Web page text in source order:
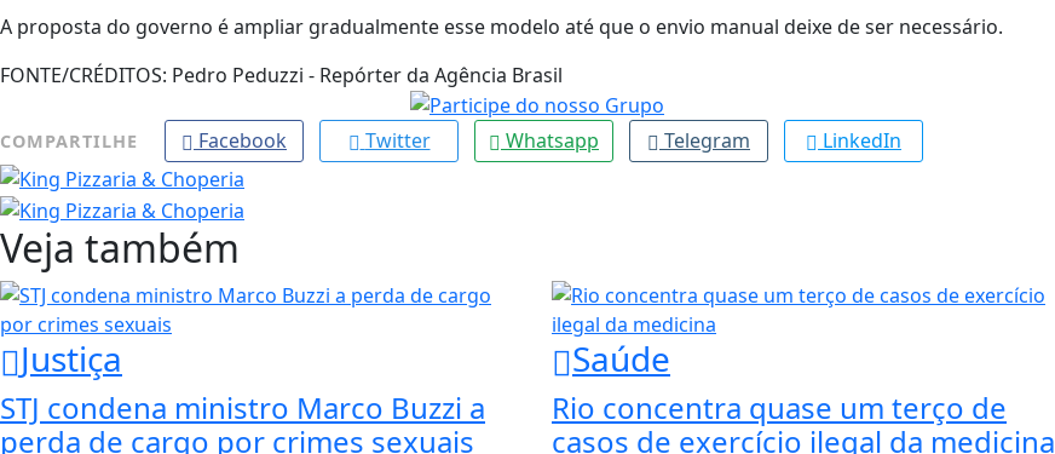
A proposta do governo é ampliar gradualmente esse modelo até que o envio manual deixe de ser necessário.
FONTE/CRÉDITOS: Pedro Peduzzi - Repórter da Agência Brasil
COMPARTILHE Facebook Twitter Whatsapp Telegram LinkedIn
Veja também
Justiça
STJ condena ministro Marco Buzzi a
perda de cargo por crimes sexuais
Saúde
Rio concentra quase um terço de
casos de exercício ilegal da medicina